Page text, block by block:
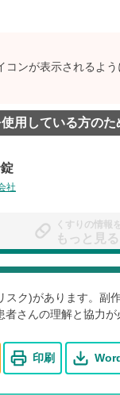
ンが表示されるよう
用している方のた
社
くすりの情報
もっと見る
ク)があります。副
さんの理解と協力が
印刷